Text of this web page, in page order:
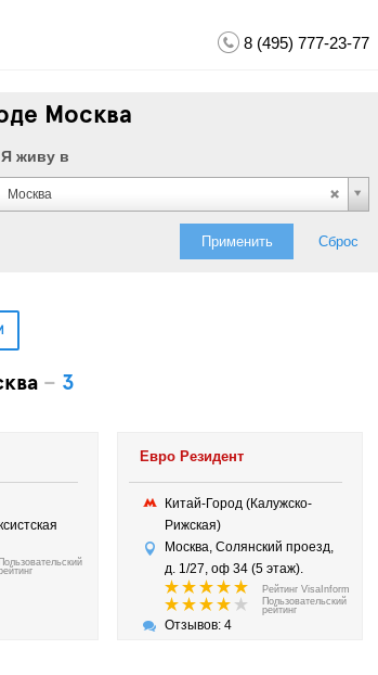
8 (495) 777-23-77
Москва
Я живу в
Москва
Применить Сброс
– 3
Пользовательский
Евро Резидент
Китай-Город (Калужско-
Рижская)
Москва, Солянский проезд,
д. 1/27, оф 34 (5 этаж).
Рейтинг VisaInform
Пользовательский
рейтинг
Отзывов: 4